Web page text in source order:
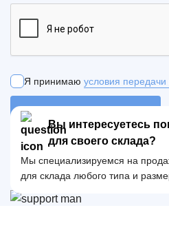
Я принимаю условия
ОТПРАВИТЬ ЗАЯВКУ
Вы интересуетесь
для своего склада?
Мы специализируемся на
для склада любого типа и